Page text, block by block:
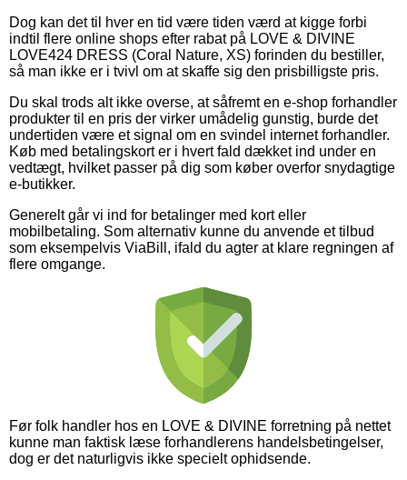
Dog kan det til hver en tid være tiden værd at kigge forbi
indtil flere online shops efter rabat på LOVE & DIVINE
LOVE424 DRESS (Coral Nature, XS) forinden du bestiller,
så man ikke er i tvivl om at skaffe sig den prisbilligste pris.
Du skal trods alt ikke overse, at såfremt en e-shop forhandler
produkter til en pris der virker umådelig gunstig, burde det
undertiden være et signal om en svindel internet forhandler.
Køb med betalingskort er i hvert fald dækket ind under en
vedtægt, hvilket passer på dig som køber overfor snydagtige
e-butikker.
Generelt går vi ind for betalinger med kort eller
mobilbetaling. Som alternativ kunne du anvende et tilbud
som eksempelvis ViaBill, ifald du agter at klare regningen af
flere omgange.
Før folk handler hos en LOVE & DIVINE forretning på nettet
kunne man faktisk læse forhandlerens handelsbetingelser,
dog er det naturligvis ikke specielt ophidsende.